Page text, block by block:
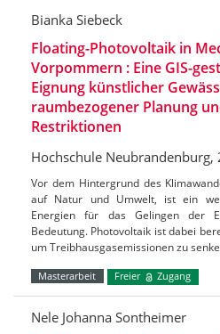
Bianka Siebeck
Floating-Photovoltaik in
Vorpommern : Eine GIS-
Eignung künstlicher
raumbezogener Planung
Restriktionen
Hochschule Neubrandenburg,
Vor dem Hintergrund des
auf Natur und Umwelt, ist ein
Energien für das Gelingen der
Bedeutung. Photovoltaik ist dabei
um Treibhausgasemissionen zu
Masterarbeit Freier Zugang
Nele Johanna Sontheimer